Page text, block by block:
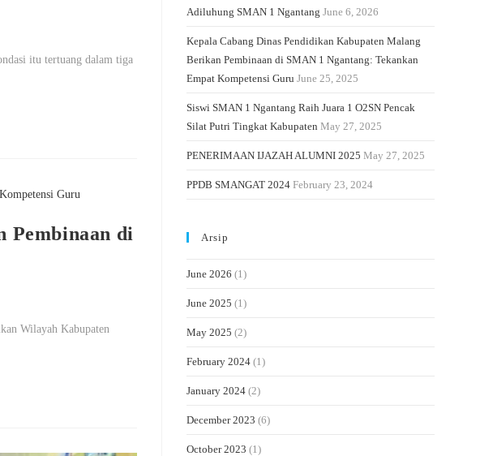
itu tertuang dalam tiga
Pembinaan di
Wilayah Kabupaten
Adiluhung SMAN 1 Ngantang June 6, 2026
Kepala Cabang Dinas Pendidikan Kabupaten Malang
Berikan Pembinaan di SMAN 1 Ngantang: Tekankan
Empat Kompetensi Guru June 25, 2025
Siswi SMAN 1 Ngantang Raih Juara 1 O2SN Pencak
Silat Putri Tingkat Kabupaten May 27, 2025
PENERIMAAN IJAZAH ALUMNI 2025 May 27, 2025
PPDB SMANGAT 2024 February 23, 2024
Arsip
June 2026 (1)
June 2025 (1)
May 2025 (2)
February 2024 (1)
January 2024 (2)
December 2023 (6)
October 2023 (1)